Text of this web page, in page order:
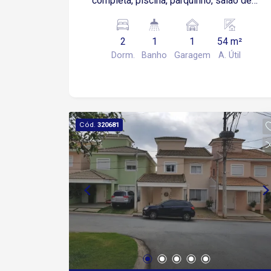
churrasqueira.
2
Dorm.
1
Banho
1
Garagem
54 m²
A. Útil
Cód. 320681